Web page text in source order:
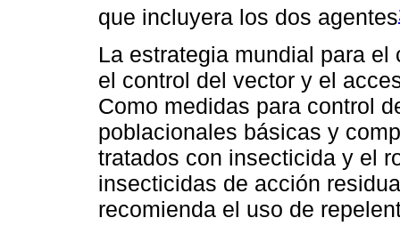
que incluyera los dos agentes
La estrategia mundial para
el control del vector y el
Como medidas para control
poblacionales básicas y
tratados con insecticida y el
insecticidas de acción
recomienda el uso de